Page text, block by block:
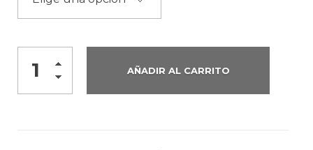
AÑADIR AL CARRITO